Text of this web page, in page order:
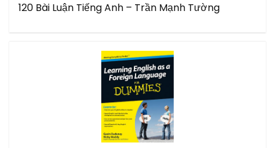
120 Bài Luận Tiếng Anh – Trần Mạnh Tường